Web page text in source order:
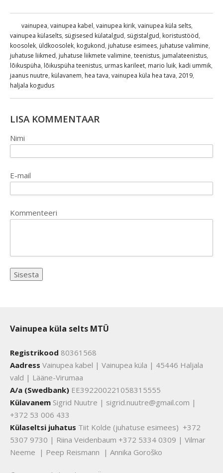
vainupea, vainupea kabel, vainupea kirik, vainupea küla selts,
vainupea külaselts, sügisesed külatalgud, sügistalgud, koristustööd,
koosolek, üldkoosolek, kogukond, juhatuse esimees, juhatuse valimine,
juhatuse liikmed, juhatuse liikmete valimine, teenistus, jumalateenistus,
lõikuspüha, lõikuspüha teenistus, urmas karileet, mario luik, kadi ummik,
jaanus nuutre, külavanem, hea tava, vainupea küla hea tava, 2019,
haljala kogudus
LISA KOMMENTAAR
Nimi
E-mail
Kommenteeri
Vainupea küla selts MTÜ
Registrikood 80361568
Aadress Vainupea kabel | Vainupea küla | 45446 Haljala
vald | Lääne-Virumaa
A/a (Swedbank) EE392200221058315555
Külavanem Sigrid Nuutre | sigrid.nuutre@gmail.com |
+372 53 006 433
Külaseltsi juhatus Tiit Kolde (juhatuse esimees) +372
5307 9730 | Riina Veidenbaum +372 5334 0309 | Vilmar
Neeme | Peep Reismann | Annika Goroško